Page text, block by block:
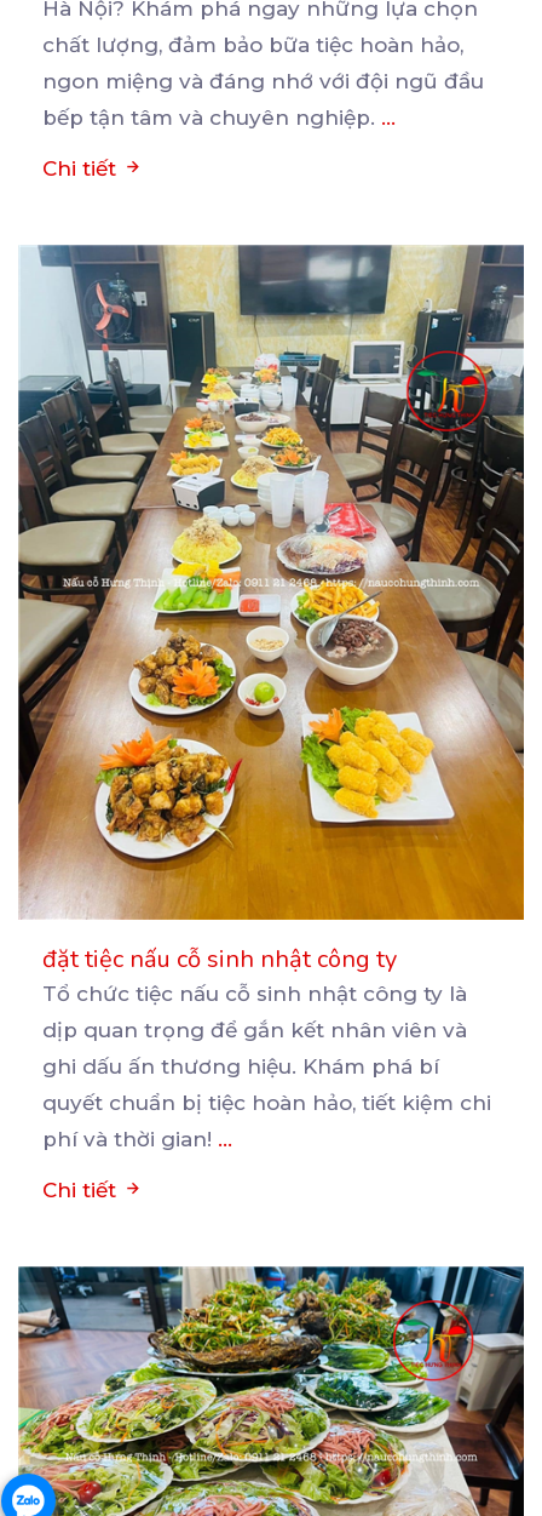
Hà Nội? Khám phá ngay những lựa chọn
chất lượng, đảm bảo bữa tiệc hoàn hảo,
ngon miệng và đáng nhớ với đội ngũ đầu
bếp tận tâm và chuyên nghiệp. ...
Chi tiết
đặt tiệc nấu cỗ sinh nhật công ty
Tổ chức tiệc nấu cỗ sinh nhật công ty là
dịp quan trọng để gắn kết nhân viên và
ghi dấu ấn thương hiệu. Khám phá bí
quyết chuẩn bị tiệc hoàn hảo, tiết kiệm chi
phí và thời gian! ...
Chi tiết